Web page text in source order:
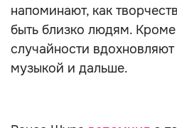
напоминают, как
быть близко людям.
случайности
музыкой и дальше.